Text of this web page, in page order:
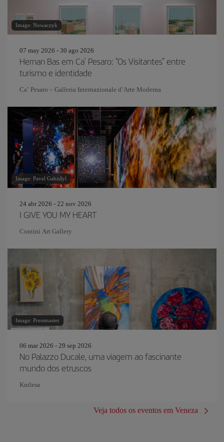
Image: Nowaczyk
07 may 2026 - 30 ago 2026
Hernan Bas em Ca’ Pesaro: "Os Visitantes" entre
turismo e identidade
Ca’ Pesaro – Galleria Internazionale d’Arte Moderna
Image: Pavel Gabzdyl
24 abr 2026 - 22 nov 2026
I GIVE YOU MY HEART
Contini Art Gallery
Image: Pressmaster
06 mar 2026 - 29 sep 2026
No Palazzo Ducale, uma viagem ao fascinante
mundo dos etruscos
Kutlesa
Veja todos os eventos em Veneza